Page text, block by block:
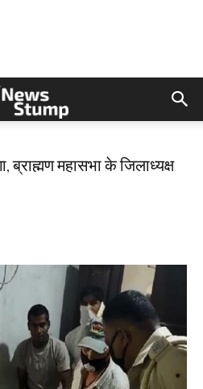
ब्राह्मण महासभा के जिलाध्यक्ष